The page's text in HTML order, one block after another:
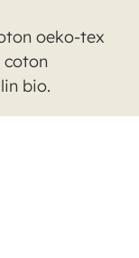
oeko-tex
coton
bio.